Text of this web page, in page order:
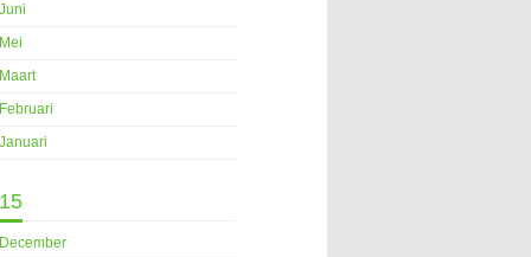
Juni
Mei
Maart
Februari
Januari
December